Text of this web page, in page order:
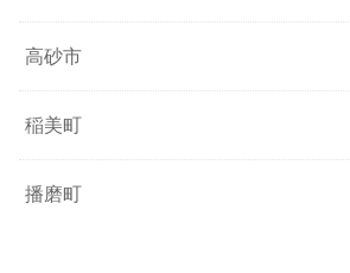
高砂市
稲美町
播磨町